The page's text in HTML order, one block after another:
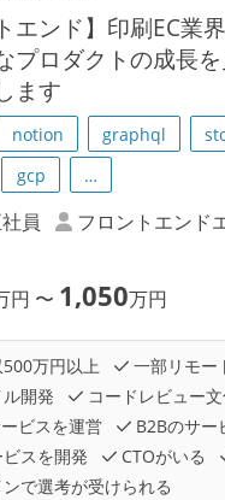
エンド】印刷EC業
プロダクトの成長
ます
notion graphql
gcp …
員
フロントエンド
円 〜 1,050万円
万円以上
一部リモー
開発
コードレビュー
ビスを運営
B2Bのサー
スを開発
CTOがいる
で選考が受けられる